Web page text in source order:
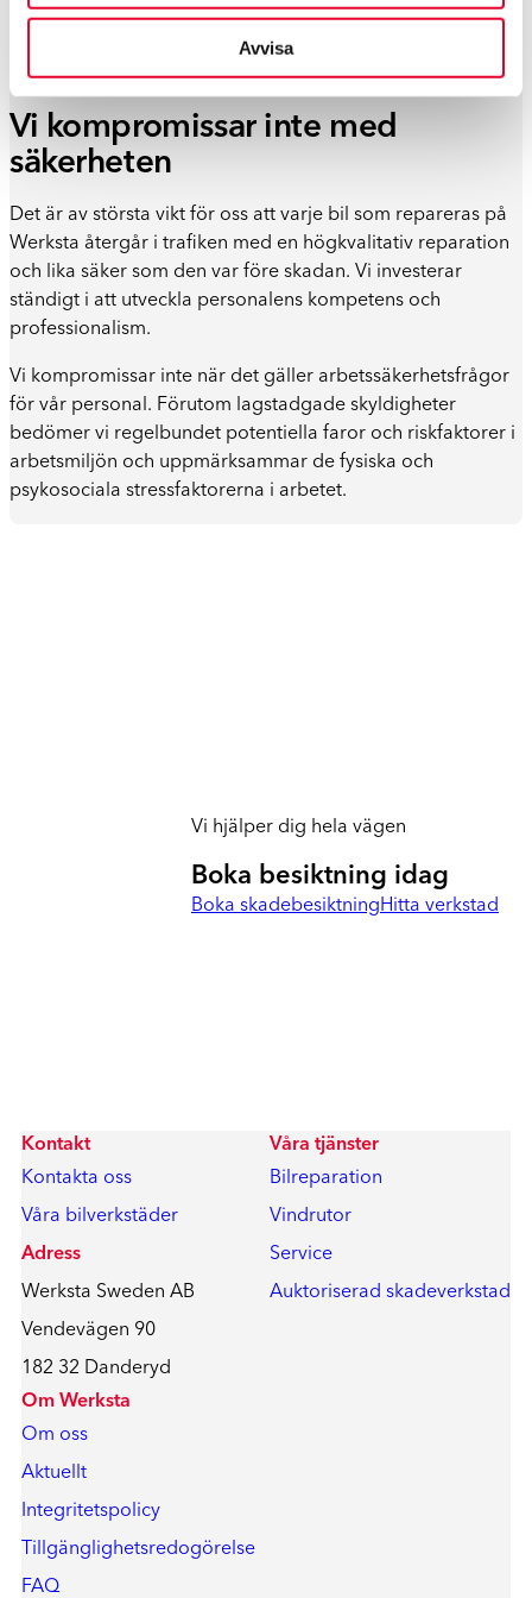
Avvisa
Vi kompromissar inte med
säkerheten
Det är av största vikt för oss att varje bil som repareras på
Werksta återgår i trafiken med en högkvalitativ reparation
och lika säker som den var före skadan. Vi investerar
ständigt i att utveckla personalens kompetens och
professionalism.
Vi kompromissar inte när det gäller arbetssäkerhetsfrågor
för vår personal. Förutom lagstadgade skyldigheter
bedömer vi regelbundet potentiella faror och riskfaktorer i
arbetsmiljön och uppmärksammar de fysiska och
psykosociala stressfaktorerna i arbetet.
Vi hjälper dig hela vägen
Boka besiktning idag
Boka skadebesiktningHitta verkstad
Kontakt
Kontakta oss
Våra bilverkstäder
Adress
Werksta Sweden AB
Vendevägen 90
182 32 Danderyd
Våra tjänster
Bilreparation
Vindrutor
Service
Auktoriserad skadeverkstad
Om Werksta
Om oss
Aktuellt
Integritetspolicy
Tillgänglighetsredogörelse
FAQ